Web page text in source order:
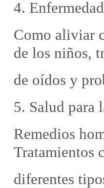
4.
Como aliviar
de los niños,
de oídos y
5. Salud para
Remedios
Tratamientos
diferentes